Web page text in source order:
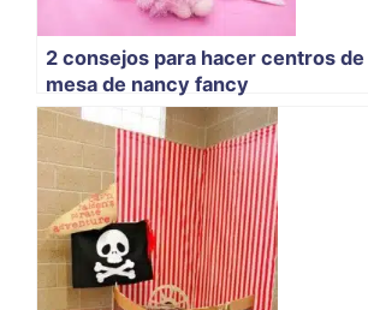
2 consejos para hacer centros de
mesa de nancy fancy